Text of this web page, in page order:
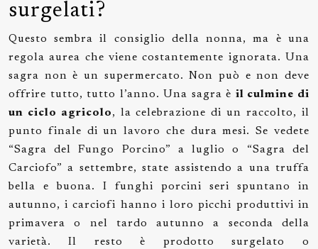
surgelati?
Questo sembra il consiglio della nonna, ma è una
regola aurea che viene costantemente ignorata. Una
sagra non è un supermercato. Non può e non deve
offrire tutto, tutto l’anno. Una sagra è il culmine di
un ciclo agricolo, la celebrazione di un raccolto, il
punto finale di un lavoro che dura mesi. Se vedete
“Sagra del Fungo Porcino” a luglio o “Sagra del
Carciofo” a settembre, state assistendo a una truffa
bella e buona. I funghi porcini seri spuntano in
autunno, i carciofi hanno i loro picchi produttivi in
primavera o nel tardo autunno a seconda della
varietà. Il resto è prodotto surgelato o